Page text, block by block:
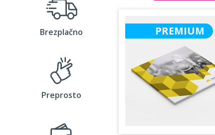
Brezplačno
Preprosto
PREMIUM